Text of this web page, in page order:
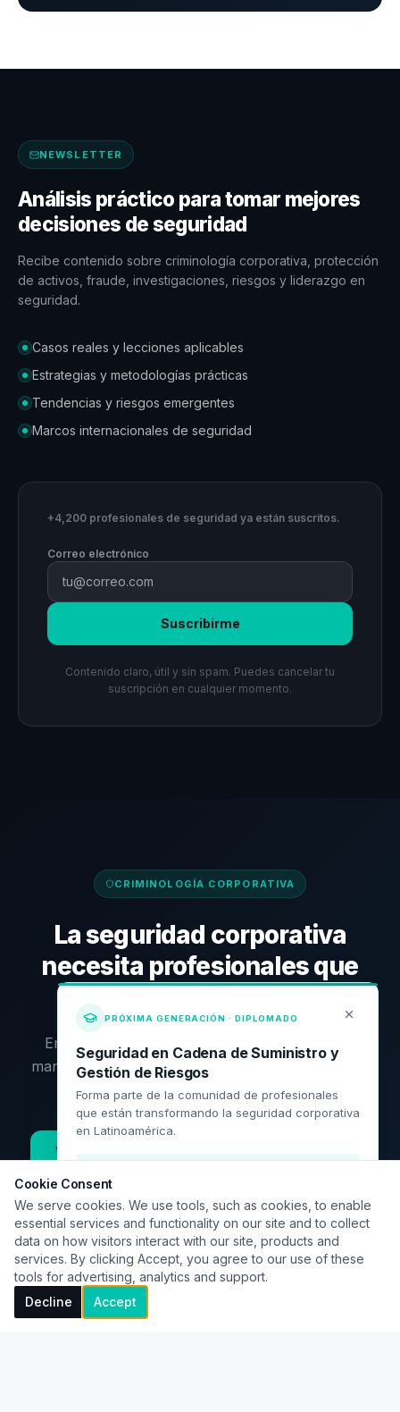
NEWSLETTER
Análisis práctico para tomar mejores
decisiones de seguridad
Recibe contenido sobre criminología corporativa, protección
de activos, fraude, investigaciones, riesgos y liderazgo en
seguridad.
Casos reales y lecciones aplicables
Estrategias y metodologías prácticas
Tendencias y riesgos emergentes
Marcos internacionales de seguridad
+4,200 profesionales de seguridad ya están suscritos.
Correo electrónico
Suscribirme
Contenido claro, útil y sin spam. Puedes cancelar tu
suscripción en cualquier momento.
CRIMINOLOGÍA CORPORATIVA
La seguridad corporativa
necesita profesionales que
piensen diferente.
Empieza por los artículos, profundiza con los
manuales o contáctame directamente. El siguiente
paso es tuyo.
Ver recursos disponibles
PRÓXIMA GENERACIÓN · DIPLOMADO
Seguridad en Cadena de Suministro y
Gestión de Riesgos
Forma parte de la comunidad de profesionales
que están transformando la seguridad corporativa
en Latinoamérica.
disponibilidad.
Solicitar información
Ver programa académico
Cookie Consent
We serve cookies. We use tools, such as cookies, to enable
essential services and functionality on our site and to collect
data on how visitors interact with our site, products and
services. By clicking Accept, you agree to our use of these
tools for advertising, analytics and support.
Decline
Accept